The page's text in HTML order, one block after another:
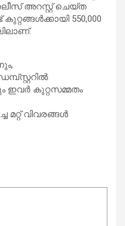
അറസ്റ്റ് ചെയ്ത
550,000
ഇവർ കുറ്റസമ്മതം
മറ്റ് വിവരങ്ങൾ